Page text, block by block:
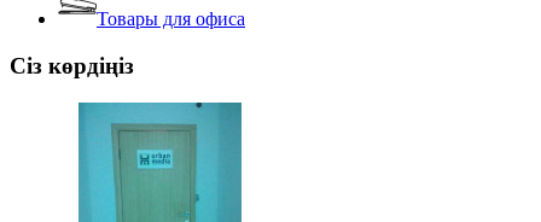
Товары для офиса
Сіз көрдіңіз